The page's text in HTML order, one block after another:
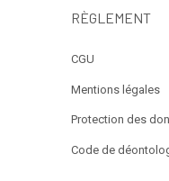
RÈGLEMENT
CGU
Mentions légales
Protection des
Code de